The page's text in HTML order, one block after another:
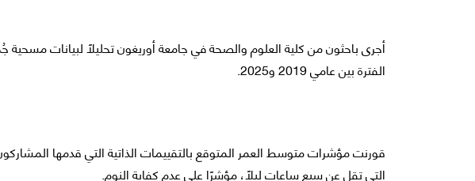
أجرى باحثون من كلية العلوم والصحة في جامعة أوريغون تحليلًا لبيانات
الفترة بين عامي 2019 و2025.
قورنت مؤشرات متوسط العمر المتوقع بالتقييمات الذاتية التي قدمها
التي تقل عن سبع ساعات ليلًا، مؤشرًا على عدم كفاية النوم.